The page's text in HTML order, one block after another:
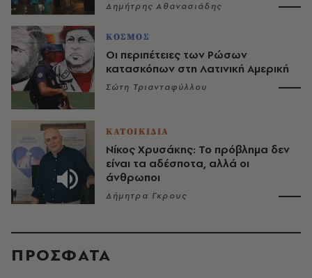
Δημήτρης Αθανασιάδης
ΚΟΣΜΟΣ
Οι περιπέτειες των Ρώσων
κατασκόπων στη Λατινική Αμερική
Σώτη Τριανταφύλλου
ΚΑΤΟΙΚΙΔΙΑ
Νίκος Χρυσάκης: Το πρόβλημα δεν
είναι τα αδέσποτα, αλλά οι
άνθρωποι
Δήμητρα Γκρους
ΠΡΟΣΦΑΤΑ